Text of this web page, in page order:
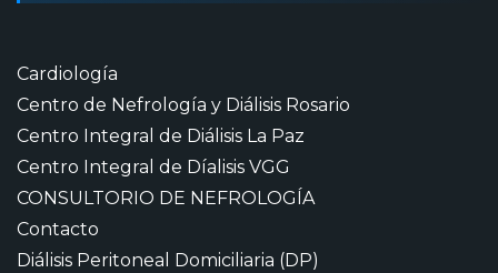
Cardiología
Centro de Nefrología y Diálisis Rosario
Centro Integral de Diálisis La Paz
Centro Integral de Díalisis VGG
CONSULTORIO DE NEFROLOGÍA
Contacto
Diálisis Peritoneal Domiciliaria (DP)